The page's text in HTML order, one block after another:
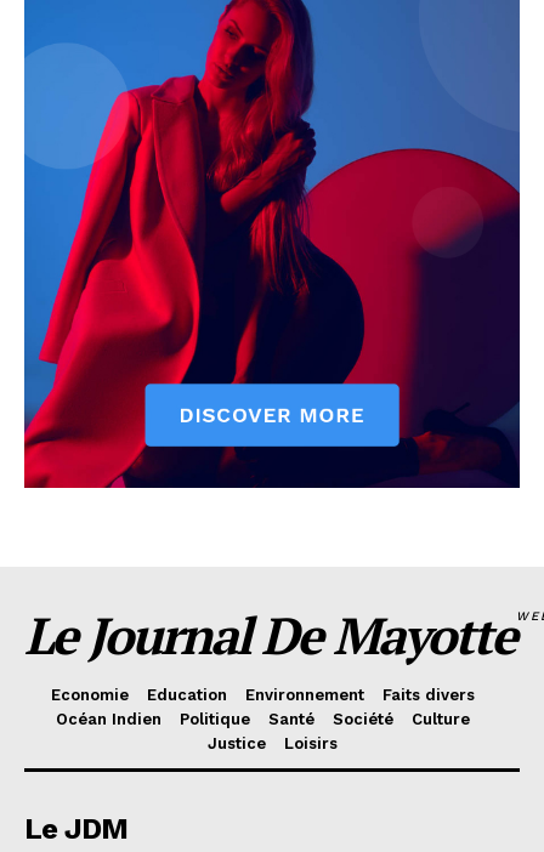
Le Journal De Mayotte
Economie Education Environnement
Faits divers
Océan Indien
Politique Santé Société
Culture
Justice
Loisirs
Le JDM